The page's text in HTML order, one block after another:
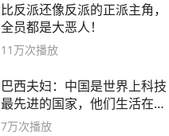
比反派还像反派的正派主角，
全员都是大恶人！
11万次播放
巴西夫妇：中国是世界上科技
最先进的国家，他们生活在
2999年
7万次播放